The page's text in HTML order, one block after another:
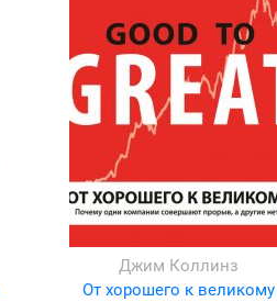
Джим Коллинз
От хорошего к великому